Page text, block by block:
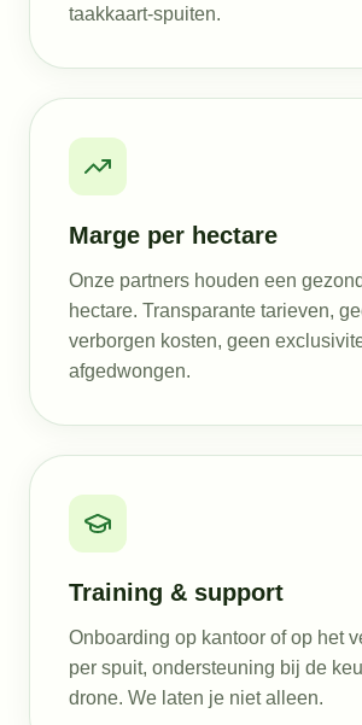
taakkaart-spuiten.
Marge per hectare
Onze partners houden een
hectare. Transparante tarieven,
verborgen kosten, geen
afgedwongen.
Training & support
Onboarding op kantoor of op het
per spuit, ondersteuning bij de
drone. We laten je niet alleen.